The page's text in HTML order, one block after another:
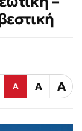
Α Α Α